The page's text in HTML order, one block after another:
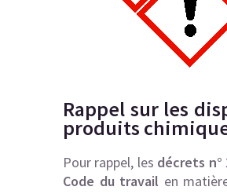
Rappel sur les
produits
Pour rappel, les décrets n°
Code du travail en